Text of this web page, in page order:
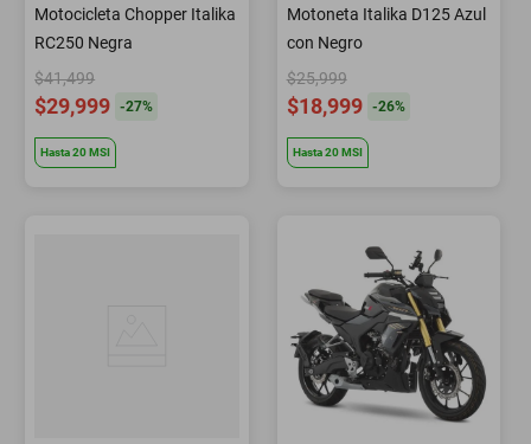
Motocicleta Chopper Italika
RC250 Negra
$41,499
$29,999 -27%
Hasta20MSI
Motoneta Italika D125 Azul
con Negro
$25,999
$18,999 -26%
Hasta20MSI